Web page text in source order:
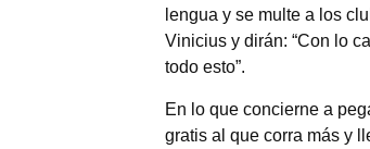
lengua y se multe a los
Vinicius y dirán: “Con lo
todo esto”.
En lo que concierne a
gratis al que corra más y